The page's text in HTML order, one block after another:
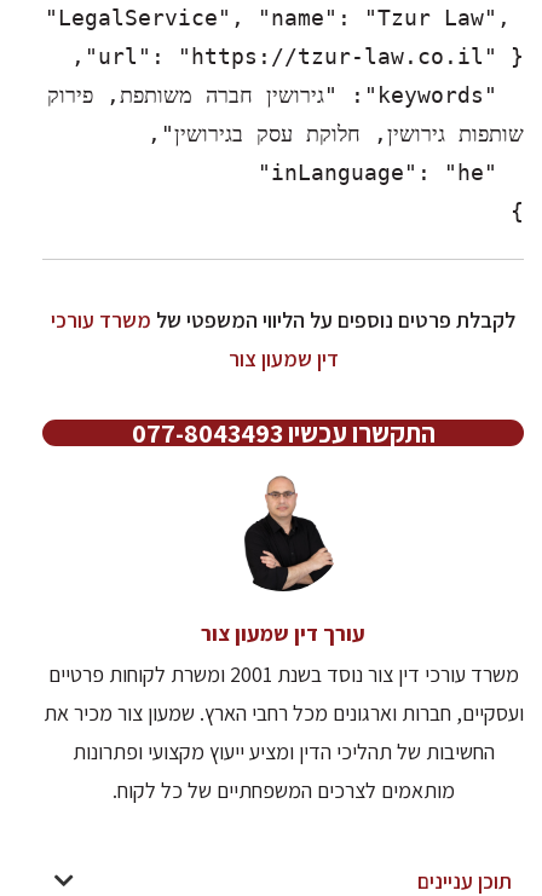
"LegalService", "name": "Tzur Law",
}
לקבלת פרטים נוספים על הליווי המשפטי של משרד עורכי
דין שמעון צור
התקשרו עכשיו 077-8043493
עורך דין שמעון צור
משרד עורכי דין צור נוסד בשנת 2001 ומשרת לקוחות פרטיים
ועסקיים, חברות וארגונים מכל רחבי הארץ. שמעון צור מכיר את
החשיבות של תהליכי הדין ומציע ייעוץ מקצועי ופתרונות
מותאמים לצרכים המשפחתיים של כל לקוח.
תוכן עניינים